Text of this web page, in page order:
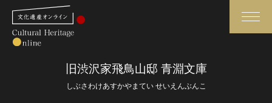
さらに詳細検索
旧渋沢家飛鳥山邸 青淵文庫
しぶさわけあすかやまてい せいえんぶんこ